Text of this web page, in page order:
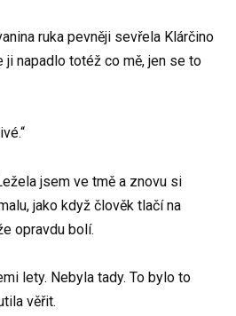
ruka pevněji sevřela Klárčino
ji napadlo totéž co mě, jen se to
jsem ve tmě a znovu si
jako když člověk tlačí na
opravdu bolí.
lety. Nebyla tady. To bylo to
věřit.